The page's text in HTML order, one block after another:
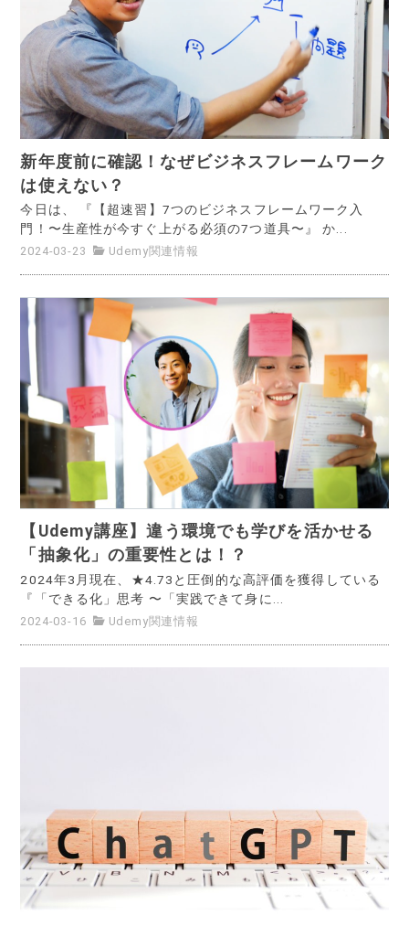
新年度前に確認！なぜビジネスフレームワーク
は使えない？
今日は、 『【超速習】7つのビジネスフレームワーク入
門！〜生産性が今すぐ上がる必須の7つ道具〜』 か...
2024-03-23 Udemy関連情報
【Udemy講座】違う環境でも学びを活かせる
「抽象化」の重要性とは！？
2024年3月現在、★4.73と圧倒的な高評価を獲得している
『「できる化」思考 〜「実践できて身に...
2024-03-16 Udemy関連情報